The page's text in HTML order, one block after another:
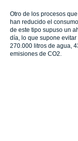
Otro de los procesos
han reducido el
de este tipo supuso un
día, lo que supone
270.000 litros de agua,
emisiones de CO2.